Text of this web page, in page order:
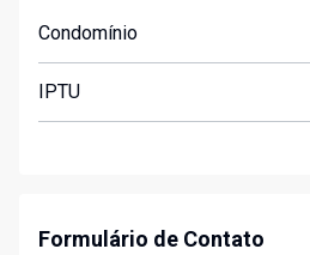
Condomínio
IPTU
Formulário de Contato